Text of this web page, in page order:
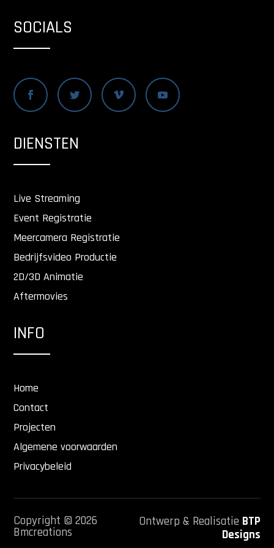
SOCIALS
DIENSTEN
Live Streaming
Event Registratie
Meercamera Registratie
Bedrijfsvideo Productie
2D/3D Animatie
Aftermovies
INFO
Home
Contact
Projecten
Algemene voorwaarden
Privacybeleid
Copyright © 2026
Bmcreations
Ontwerp & Realisatie BTP
Designs